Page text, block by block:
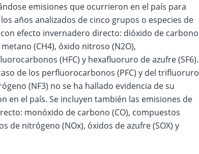
emisiones que ocurrieron en el país para
años analizados de cinco grupos o especies de
con efecto invernadero directo: dióxido de carbono
metano (CH4), óxido nitroso (N2O),
(HFC) y hexafluoruro de azufre (SF6).
de los perfluorocarbonos (PFC) y del trifluoruro
(NF3) no se ha hallado evidencia de su
en el país. Se incluyen también las emisiones de
monóxido de carbono (CO), compuestos
de nitrógeno (NOx), óxidos de azufre (SOX) y